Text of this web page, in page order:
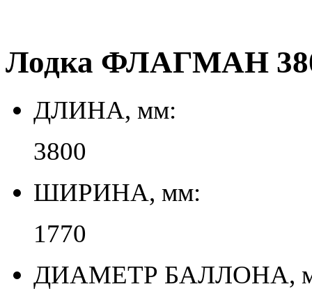
Лодка ФЛАГМАН
ДЛИНА, мм:
3800
ШИРИНА, мм:
1770
ДИАМЕТР БАЛЛОНА,